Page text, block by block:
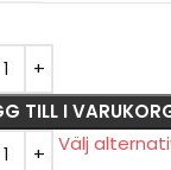
TILL I
Välj